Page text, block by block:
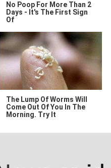
No Poop For More Than 2
Days - It's The First Sign
Of
The Lump Of Worms Will
Come Out Of You In The
Morning. Try It